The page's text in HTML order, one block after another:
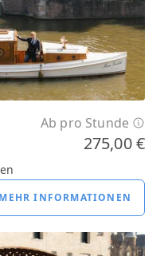
Ab pro Stunde
275,00 €
MEHR INFORMATIONEN